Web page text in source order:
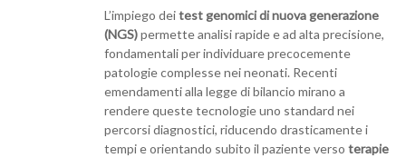
L’impiego deitest genomici di nuova generazione
(NGS)permette analisi rapide e ad alta precisione,
fondamentali per individuare precocemente
patologie complesse nei neonati. Recenti
emendamenti alla legge di bilancio mirano a
rendere queste tecnologie uno standard nei
percorsi diagnostici, riducendo drasticamente i
tempi e orientando subito il paziente verso terapie